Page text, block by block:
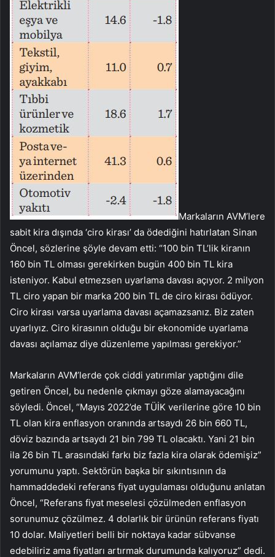
Markaların AVM’lere
sabit kira dışında ‘ciro kirası’ da ödediğini hatırlatan Sinan
Öncel, sözlerine şöyle devam etti: “100 bin TL’lik kiranın
160 bin TL olması gerekirken bugün 400 bin TL kira
isteniyor. Kabul etmezsen uyarlama davası açıyor. 2 milyon
TL ciro yapan bir marka 200 bin TL de ciro kirası ödüyor.
Ciro kirası varsa uyarlama davası açamazsanız. Biz zaten
uyarlıyız. Ciro kirasının olduğu bir ekonomide uyarlama
davası açılamaz diye düzenleme yapılması gerekiyor.”
Markaların AVM’lerde çok ciddi yatırımlar yaptığını dile
getiren Öncel, bu nedenle çıkmayı göze alamayacağını
söyledi. Öncel, “Mayıs 2022’de TÜİK verilerine göre 10 bin
TL olan kira enflasyon oranında artsaydı 26 bin 660 TL,
döviz bazında artsaydı 21 bin 799 TL olacaktı. Yani 21 bin
ila 26 bin TL arasındaki farkı biz fazla kira olarak ödemişiz”
yorumunu yaptı. Sektörün başka bir sıkıntısının da
hammaddedeki referans fiyat uygulaması olduğunu anlatan
Öncel, “Referans fiyat meselesi çözülmeden enflasyon
sorunumuz çözülmez. 4 dolarlık bir ürünün referans fiyatı
10 dolar. Maliyetleri belli bir noktaya kadar sübvanse
edebiliriz ama fiyatları artırmak durumunda kalıyoruz” dedi.